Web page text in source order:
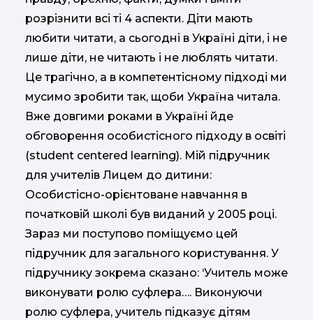
розрізнити всі ті 4 аспекти. Діти мають
любити читати, а сьогодні в Україні діти, і не
лише діти, не читають і не люблять читати.
Це трагічно, а в компетентісному підході ми
мусимо зробити так, щоби Україна читала.
Вже довгими роками в Україні йде
обговорення особистісного підходу в освіті
(student centered learning). Мій підручник
для учителів Лицем до дитини:
Особистісно-орієнтоване навчання в
початковій школі був виданий у 2005 році.
Зараз ми поступово поміщуємо цей
підручник для загального користування. У
підручнику зокрема сказано: ‘Учитель може
виконувати ролю суфлера…. Виконуючи
ролю суфлера, учитель підказує дітям